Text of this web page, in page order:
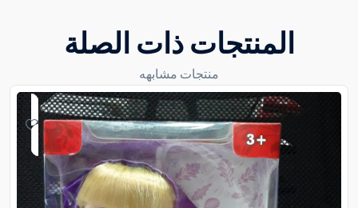
المنتجات ذات الصلة
منتجات مشابهه